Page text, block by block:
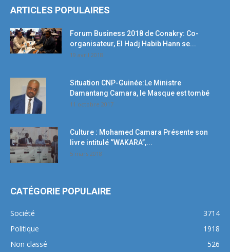
ARTICLES POPULAIRES
Forum Business 2018 de Conakry: Co-
organisateur, El Hadj Habib Hann se...
19 avril 2018
Situation CNP-Guinée:Le Ministre
Damantang Camara, le Masque est tombé
11 octobre 2017
Culture : Mohamed Camara Présente son
livre intitulé ‘’WAKARA’’,...
5 mars 2018
CATÉGORIE POPULAIRE
Société
3714
Politique
1918
Non classé
526